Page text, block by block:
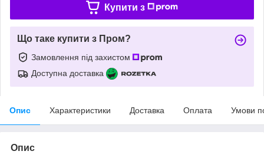
Купити з
Що таке купити з Пром?
Замовлення під захистом
Доступна доставка
Опис Характеристики Доставка Оплата Умови
Опис